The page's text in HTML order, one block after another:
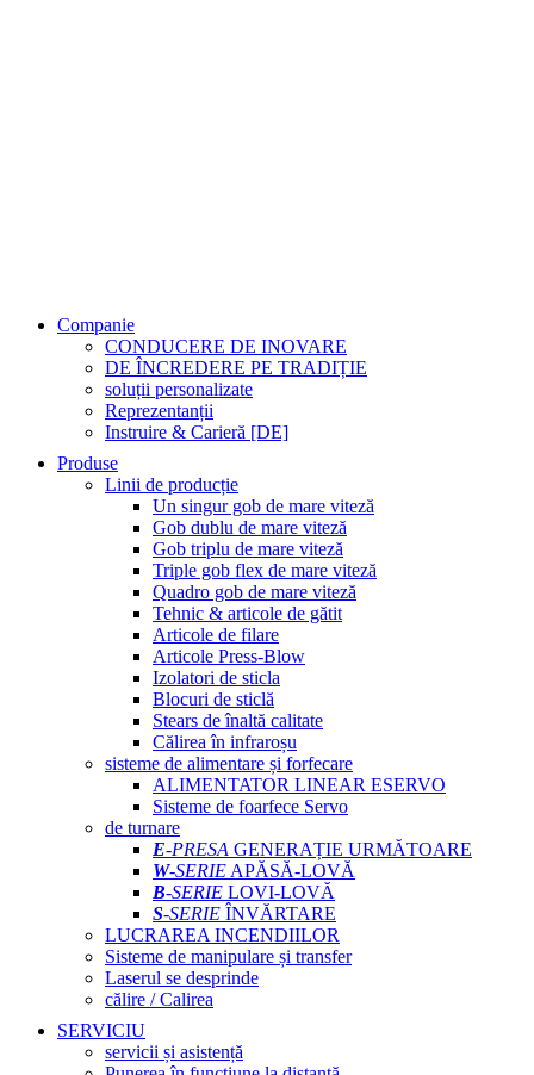
Companie
CONDUCERE DE INOVARE
DE ÎNCREDERE PE TRADIȚIE
soluții personalizate
Reprezentanții
Instruire & Carieră [DE]
Produse
Linii de producție
Un singur gob de mare viteză
Gob dublu de mare viteză
Gob triplu de mare viteză
Triple gob flex de mare viteză
Quadro gob de mare viteză
Tehnic & articole de gătit
Articole de filare
Articole Press-Blow
Izolatori de sticla
Blocuri de sticlă
Stears de înaltă calitate
Călirea în infraroșu
sisteme de alimentare și forfecare
ALIMENTATOR LINEAR ESERVO
Sisteme de foarfece Servo
de turnare
E-PRESA GENERAȚIE URMĂTOARE
W-SERIE APĂSĂ-LOVĂ
B-SERIE LOVI-LOVĂ
S-SERIE ÎNVĂRTARE
LUCRAREA INCENDIILOR
Sisteme de manipulare și transfer
Laserul se desprinde
călire / Calirea
SERVICIU
servicii și asistență